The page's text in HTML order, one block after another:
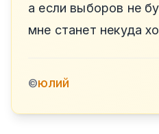
а если выборов не
мне станет некуда
©юлий